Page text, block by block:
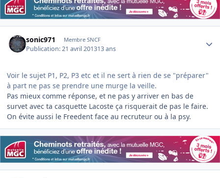
sonic971 Membre SNCF
Publication:21 avril 201313 ans
Voir le sujet P1, P2, P3 etc et il ne sert à rien de se "préparer"
à part ne pas se prendre une murge la veille.
Pas mieux comme réponse, et ne pas y arriver en bas de
survet avec ta casquette Lacoste ça risquerait de pas le faire.
On évite aussi le Freedent face au recruteur ou à la psy.